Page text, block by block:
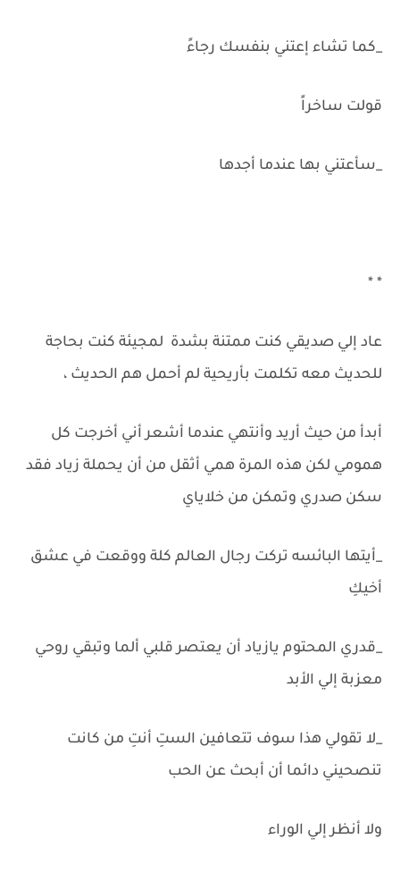
_كما تشاء إعتني بنفسك رجاءً
قولت ساخراً
_سأعتني بها عندما أجدها
* *
عاد إلي صديقي كنت ممتنة بشدة لمجيئة كنت بحاجة
للحديث معه تكلمت بأريحية لم أحمل هم الحديث ،
أبدأ من حيث أريد وأنتهي عندما أشعر أني أخرجت كل
همومي لكن هذه المرة همي أثقل من أن يحملة زياد فقد
سكن صدري وتمكن من خلاياي
_أيتها البائسه تركت رجال العالم كلة ووقعت في عشق
أخيكِ
_قدري المحتوم يازياد أن يعتصر قلبي ألما وتبقي روحي
معزبة إلي الأبد
_لا تقولي هذا سوف تتعافين الستِ أنتِ من كانت
تنصحيني دائما أن أبحث عن الحب
ولا أنظر إلي الوراء